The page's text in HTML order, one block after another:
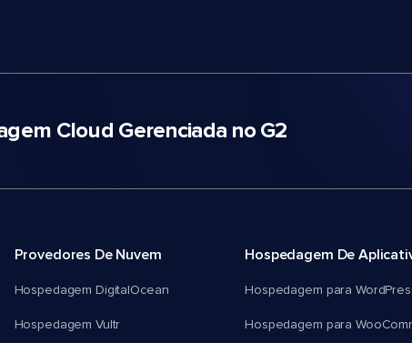
Cloud Gerenciada no G2
Provedores De Nuvem
Hospedagem DigitalOcean
Hospedagem Vultr
Hospedagem De
Hospedagem para
Hospedagem para